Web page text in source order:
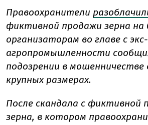
Правоохранители
фиктивной продажи зерна на
организаторам во главе с
агропромышленности
подозрении в мошенничестве
крупных размерах.
После скандала с фиктивной
зерна, в котором